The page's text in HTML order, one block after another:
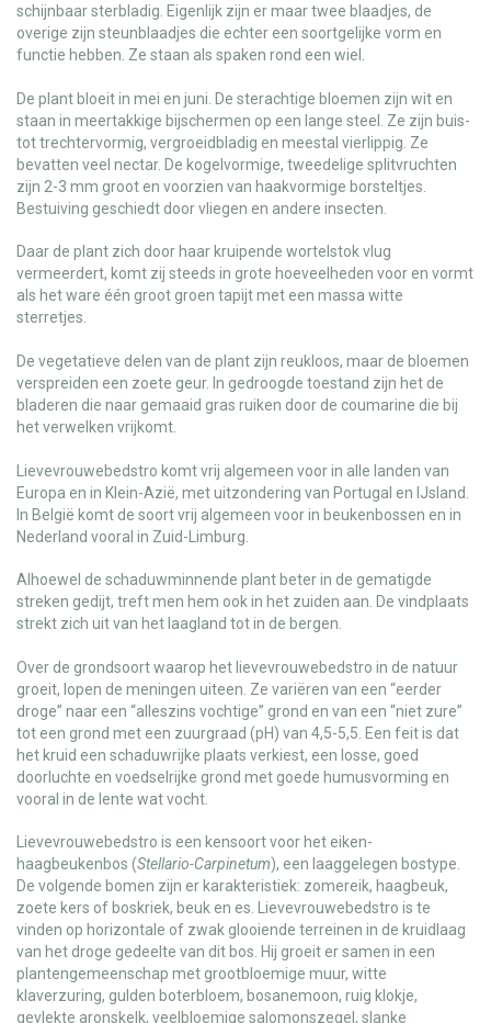
schijnbaar sterbladig. Eigenlijk zijn er maar twee blaadjes, de
overige zijn steunblaadjes die echter een soortgelijke vorm en
functie hebben. Ze staan als spaken rond een wiel.
De plant bloeit in mei en juni. De sterachtige bloemen zijn wit en
staan in meertakkige bijschermen op een lange steel. Ze zijn buis-
tot trechtervormig, vergroeidbladig en meestal vierlippig. Ze
bevatten veel nectar. De kogelvormige, tweedelige splitvruchten
zijn 2-3 mm groot en voorzien van haakvormige borsteltjes.
Bestuiving geschiedt door vliegen en andere insecten.
Daar de plant zich door haar kruipende wortelstok vlug
vermeerdert, komt zij steeds in grote hoeveelheden voor en vormt
als het ware één groot groen tapijt met een massa witte
sterretjes.
De vegetatieve delen van de plant zijn reukloos, maar de bloemen
verspreiden een zoete geur. In gedroogde toestand zijn het de
bladeren die naar gemaaid gras ruiken door de coumarine die bij
het verwelken vrijkomt.
Lievevrouwebedstro komt vrij algemeen voor in alle landen van
Europa en in Klein-Azië, met uitzondering van Portugal en IJsland.
In België komt de soort vrij algemeen voor in beukenbossen en in
Nederland vooral in Zuid-Limburg.
Alhoewel de schaduwminnende plant beter in de gematigde
streken gedijt, treft men hem ook in het zuiden aan. De vindplaats
strekt zich uit van het laagland tot in de bergen.
Over de grondsoort waarop het lievevrouwebedstro in de natuur
groeit, lopen de meningen uiteen. Ze variëren van een “eerder
droge” naar een “alleszins vochtige” grond en van een “niet zure”
tot een grond met een zuurgraad (pH) van 4,5-5,5. Een feit is dat
het kruid een schaduwrijke plaats verkiest, een losse, goed
doorluchte en voedselrijke grond met goede humusvorming en
vooral in de lente wat vocht.
Lievevrouwebedstro is een kensoort voor het eiken-
haagbeukenbos (Stellario-Carpinetum), een laaggelegen bostype.
De volgende bomen zijn er karakteristiek: zomereik, haagbeuk,
zoete kers of boskriek, beuk en es. Lievevrouwebedstro is te
vinden op horizontale of zwak glooiende terreinen in de kruidlaag
van het droge gedeelte van dit bos. Hij groeit er samen in een
plantengemeenschap met grootbloemige muur, witte
klaverzuring, gulden boterbloem, bosanemoon, ruig klokje,
gevlekte aronskelk, veelbloemige salomonszegel, slanke